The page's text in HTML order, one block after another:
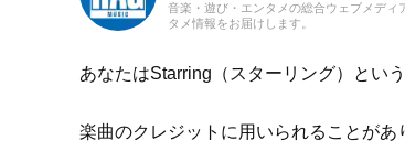
音楽・遊び・エンタメの総合ウェブメデ
タメ情報をお届けします。
あなたはStarring（スターリング）とい
楽曲のクレジットに用いられることがあ